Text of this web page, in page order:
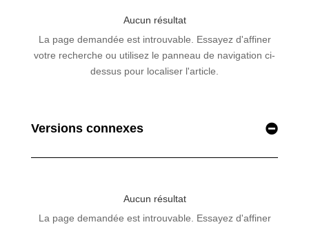
Versions connexes